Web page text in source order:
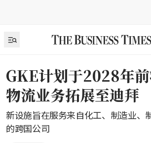
GKE计划于2028年
物流业务拓展至迪拜
新设施旨在服务来自化工、制造业、
的跨国公司